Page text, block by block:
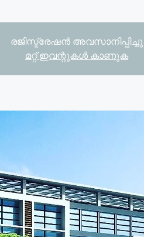
രജിസ്ട്രേഷൻ അവസാനിപ്പിച്ചു
മറ്റ് ഇവന്റുകൾ കാണുക